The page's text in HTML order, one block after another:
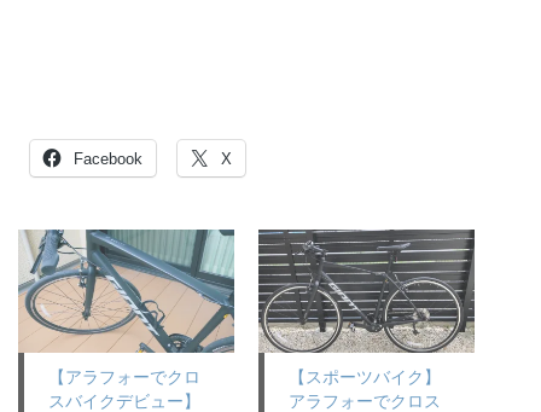
Facebook X
【アラフォーでクロ
スバイクデビュー】
【スポーツバイク】
アラフォーでクロス